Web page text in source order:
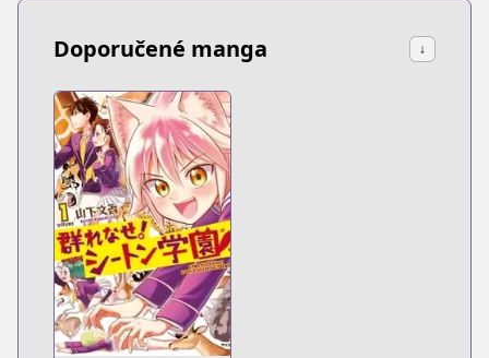
Doporučené manga ↓